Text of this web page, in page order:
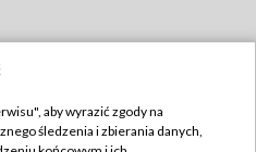
TVP
aby wyrazić zgody na
śledzenia i zbierania danych,